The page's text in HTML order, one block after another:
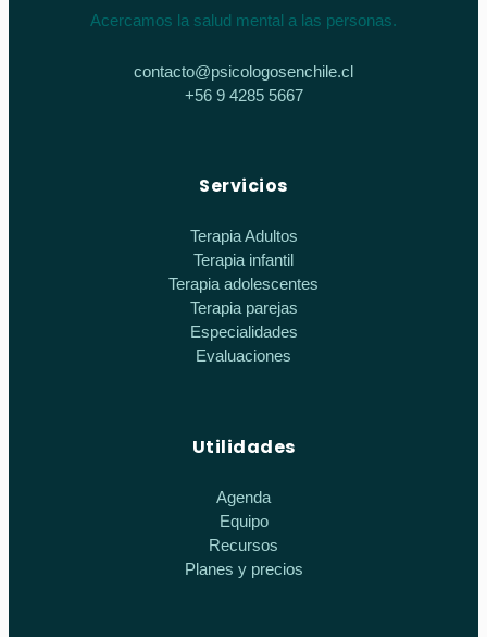
Acercamos la salud mental a las personas.
contacto@psicologosenchile.cl
+56 9 4285 5667
Servicios
Terapia Adultos
Terapia infantil
Terapia adolescentes
Terapia parejas
Especialidades
Evaluaciones
Utilidades
Agenda
Equipo
Recursos
Planes y precios